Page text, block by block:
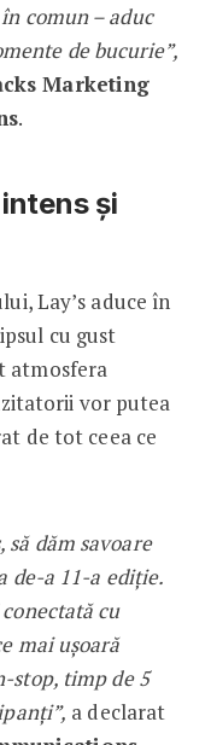
comun – aduc
de bucurie”,
Marketing
.
intens și
Lay’s aduce în
cu gust
atmosfera
vor putea
de tot ceea ce
să dăm savoare
de-a 11-a ediție.
cu
mai ușoară
stop, timp de 5
a declarat